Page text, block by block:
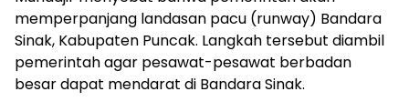
memperpanjang landasan pacu (runway) Bandara
Sinak, Kabupaten Puncak. Langkah tersebut diambil
pemerintah agar pesawat-pesawat berbadan
besar dapat mendarat di Bandara Sinak.